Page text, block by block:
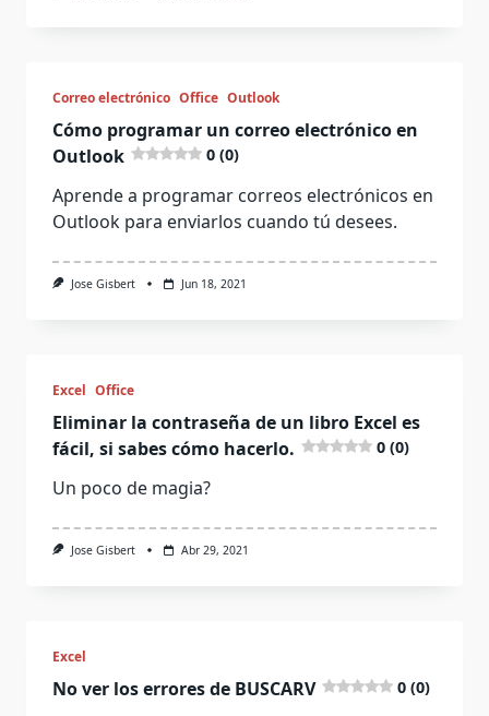
Correo electrónico Office Outlook
Cómo programar un correo electrónico en
Outlook
0 (0)
Aprende a programar correos electrónicos en
Outlook para enviarlos cuando tú desees.
Jose Gisbert Jun 18, 2021
Excel Office
Eliminar la contraseña de un libro Excel es
fácil, si sabes cómo hacerlo.
0 (0)
Un poco de magia?
Jose Gisbert Abr 29, 2021
Excel
No ver los errores de BUSCARV 0 (0)